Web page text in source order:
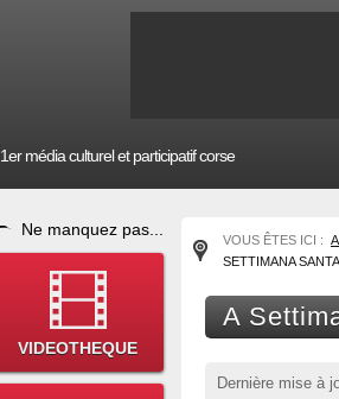
1er média culturel et participatif corse
Ne manquez pas...
VIDEOTHEQUE
VOUS ÊTES ICI :
SETTIMANA SANTA
A
Dernière mise à